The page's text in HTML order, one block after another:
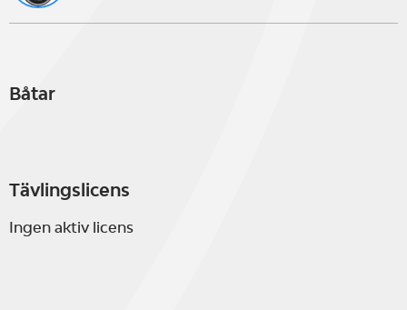
Båtar
Tävlingslicens
Ingen aktiv licens